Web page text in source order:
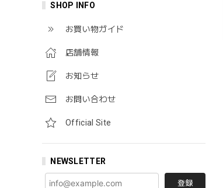
SHOP INFO
お買い物ガイド
店舗情報
お知らせ
お問い合わせ
Official Site
NEWSLETTER
登録